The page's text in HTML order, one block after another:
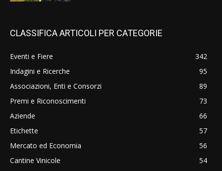
CLASSIFICA ARTICOLI PER CATEGORIE
Eventi e Fiere
342
Indagini e Ricerche
95
Associazioni, Enti e Consorzi
89
Premi e Riconoscimenti
73
Aziende
66
Etichette
57
Mercato ed Economia
56
Cantine Vinicole
54